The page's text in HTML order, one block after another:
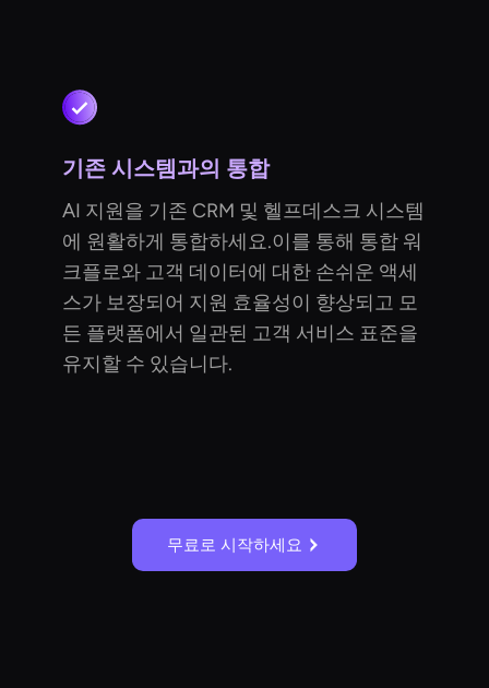
기존 시스템과의 통합
AI 지원을 기존 CRM 및 헬프데스크 시스템
에 원활하게 통합하세요.이를 통해 통합 워
크플로와 고객 데이터에 대한 손쉬운 액세
스가 보장되어 지원 효율성이 향상되고 모
든 플랫폼에서 일관된 고객 서비스 표준을
유지할 수 있습니다.
무료로 시작하세요